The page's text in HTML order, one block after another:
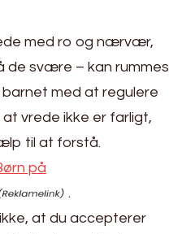
med ro og nærvær,
de svære – kan rummes
med at regulere
vrede ikke er farligt,
til at forstå.
på
.
at du accepterer